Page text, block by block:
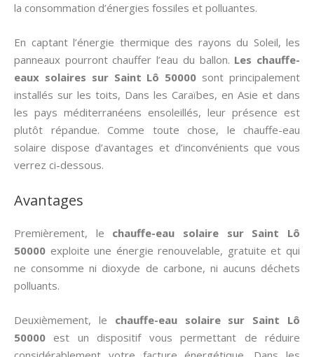
la consommation d’énergies fossiles et polluantes.
En captant l’énergie thermique des rayons du Soleil, les
panneaux pourront chauffer l’eau du ballon. Les chauffe-
eaux solaires sur Saint Lô 50000 sont principalement
installés sur les toits, Dans les Caraïbes, en Asie et dans
les pays méditerranéens ensoleillés, leur présence est
plutôt répandue. Comme toute chose, le chauffe-eau
solaire dispose d’avantages et d’inconvénients que vous
verrez ci-dessous.
Avantages
Premièrement, le chauffe-eau solaire sur Saint Lô
50000 exploite une énergie renouvelable, gratuite et qui
ne consomme ni dioxyde de carbone, ni aucuns déchets
polluants.
Deuxièmement, le chauffe-eau solaire sur Saint Lô
50000 est un dispositif vous permettant de réduire